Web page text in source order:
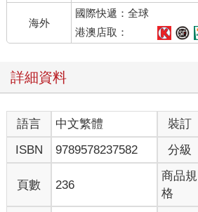
海外
國際快遞：全球
港澳店取：
詳細資料
語言 中文繁體 裝訂
ISBN
9789578237582 分級
頁數 236
商品規
格